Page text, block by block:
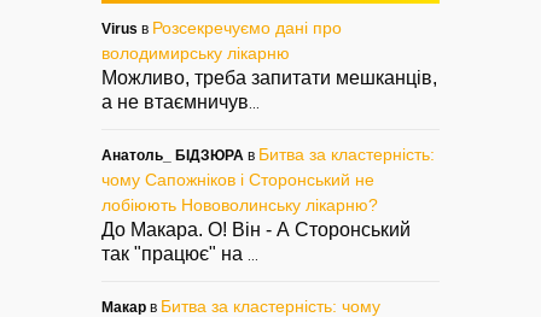
Virus в Розсекречуємо дані про
володимирську лікарню
Можливо, треба запитати мешканців,
а не втаємничув
Анатоль_ БІДЗЮРА в Битва за кластерність:
чому Сапожніков і Сторонський не
лобіюють Нововолинську лікарню?
До Макара. О! Він - А Сторонський
так "працює" на
Макар в Битва за кластерність: чому